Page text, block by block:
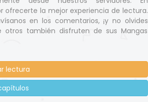
ofrecerte la mejor experiencia de lectura.
en los comentarios, ¡y no olvides
también disfruten de sus Mangas
lectura